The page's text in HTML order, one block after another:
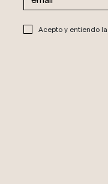
Acepto y entiendo la